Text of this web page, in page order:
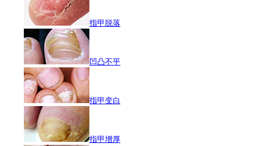
指甲脱落
凹凸不平
指甲变白
指甲增厚